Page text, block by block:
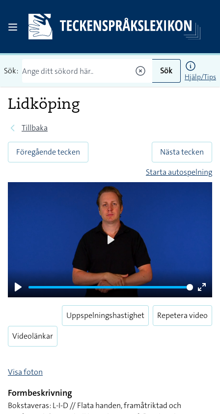
Sök: Sök
Hjälp/Tips
Lidköping
Tillbaka
Föregående tecken
Nästa tecken
Starta autospelning
Play
Enter
Videolänkar
Uppspelningshastighet Repetera video
Visa foton
Formbeskrivning
Bokstaveras: L-I-D // Flata handen, framåtriktad och